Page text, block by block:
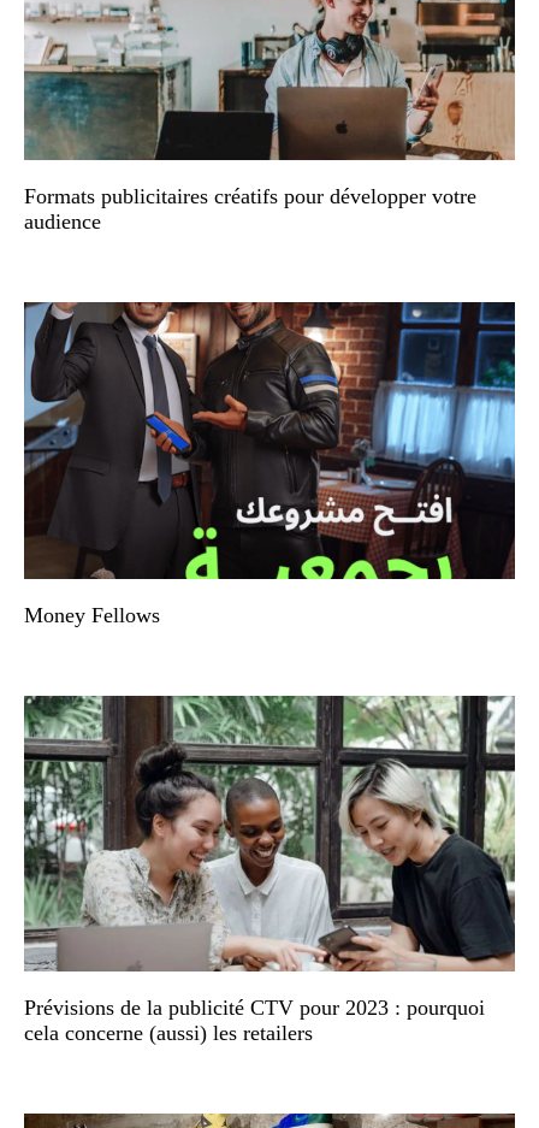
Formats publicitaires créatifs pour développer votre
audience
Money Fellows
Prévisions de la publicité CTV pour 2023 : pourquoi
cela concerne (aussi) les retailers